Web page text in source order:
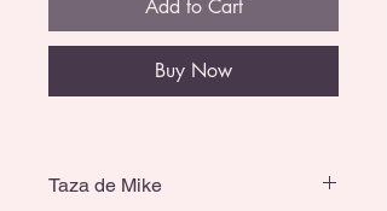
Add to Cart
Buy Now
Taza de Mike